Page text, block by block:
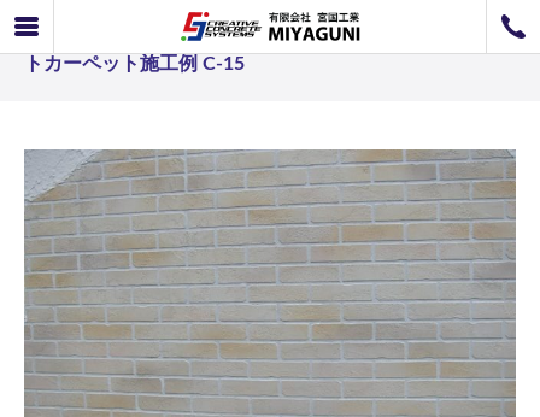
072-726-8800
コンクリートカーペット コテ塗り工法事例 コンクリー
トカーペット施工例 C-15